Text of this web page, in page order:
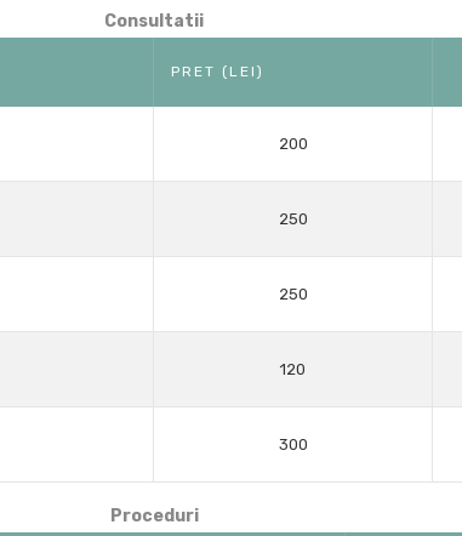
Consultatii
PRET (LEI)
200
250
250
120
300
Proceduri